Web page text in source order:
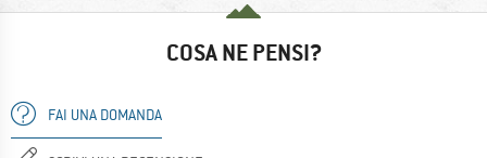
COSA NE PENSI?
FAI UNA DOMANDA